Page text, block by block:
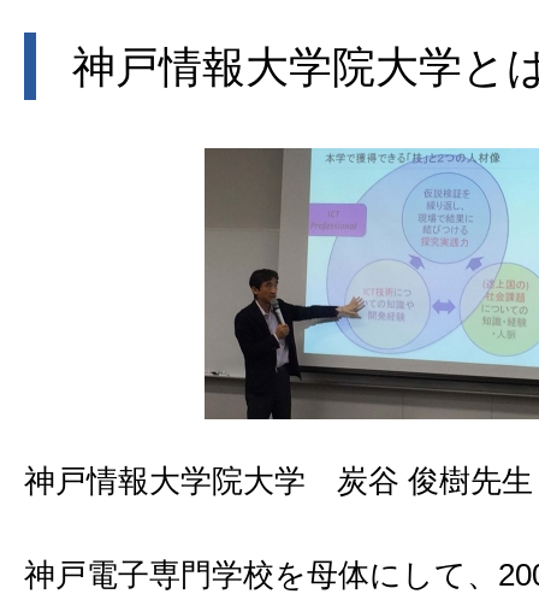
神戸情報大学院大学と
神戸情報大学院大学 炭谷 俊樹先生
神戸電子専門学校を母体にして、